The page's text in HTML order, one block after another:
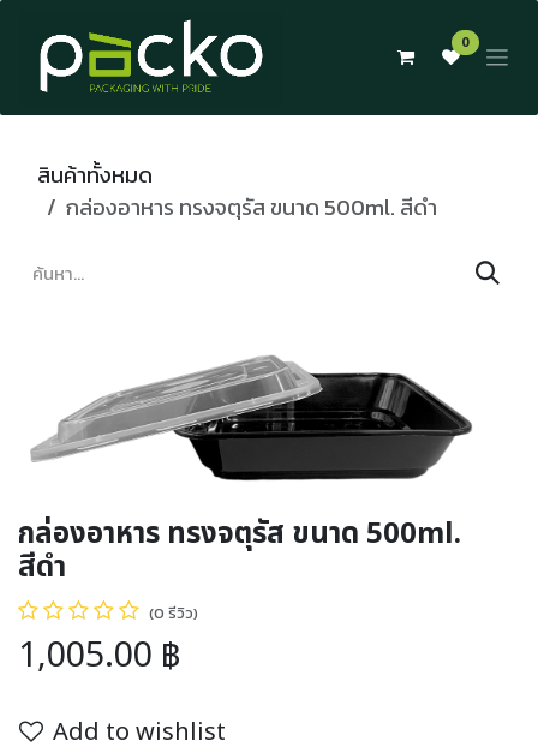
Skip to Content
0
สินค้าทั้งหมด
กล่องอาหาร ทรงจตุรัส ขนาด 500ml. สีดำ
กล่องอาหาร ทรงจตุรัส ขนาด 500ml.
สีดำ
(0 รีวิว)
1,005.00 ฿
Add to wishlist